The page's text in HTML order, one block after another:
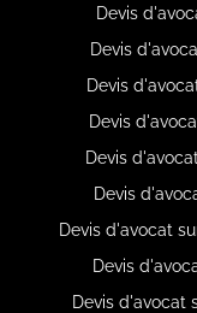
Devis
Devis
Devis
Devis
Devis
Devis
Devis d'avocat
Devis
Devis d'avocat